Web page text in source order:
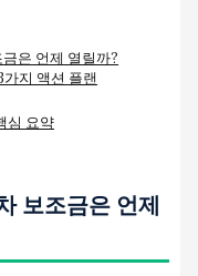
은 언제 열릴까?
지 액션 플랜
심 요약
보조금은 언제